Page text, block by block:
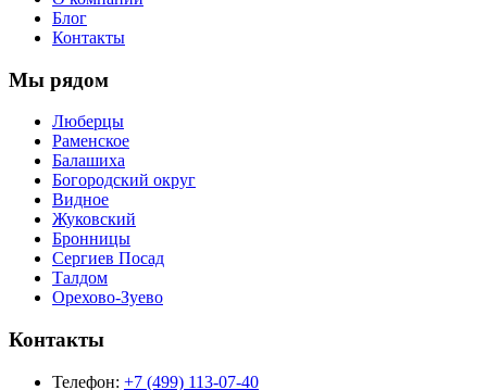
Блог
Контакты
Мы рядом
Люберцы
Раменское
Балашиха
Богородский округ
Видное
Жуковский
Бронницы
Сергиев Посад
Талдом
Орехово-Зуево
Контакты
Телефон: +7 (499) 113-07-40